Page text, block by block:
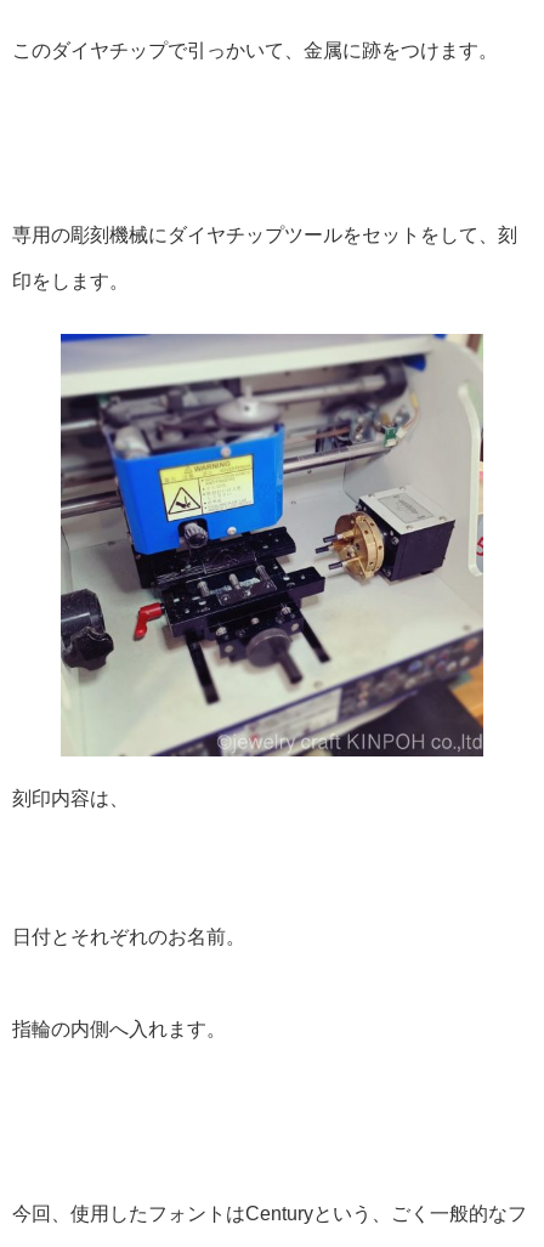
このダイヤチップで引っかいて、金属に跡をつけます。
専用の彫刻機械にダイヤチップツールをセットをして、刻
印をします。
刻印内容は、
日付とそれぞれのお名前。
指輪の内側へ入れます。
今回、使用したフォントはCenturyという、ごく一般的なフ